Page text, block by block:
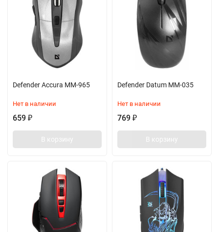
Defender Accura MM-965
Нет в наличии
659 ₽
В корзину
Defender Datum MM-035
Нет в наличии
769 ₽
В корзину